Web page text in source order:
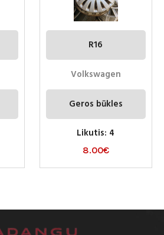
R16
Volkswagen
Geros būkles
Likutis: 4
8.00€